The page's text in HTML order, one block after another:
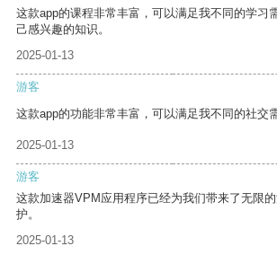
这款app的课程非常丰富，可以满足我不同的学习
己感兴趣的知识。
2025-01-13
游客
这款app的功能非常丰富，可以满足我不同的社交需
2025-01-13
游客
这款加速器VPM应用程序已经为我们带来了无限
护。
2025-01-13